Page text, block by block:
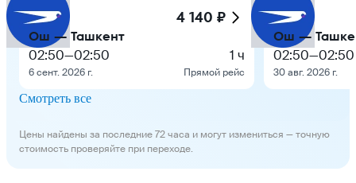
4 140 ₽
Ош — Ташкент
02:50—02:50
6 сент. 2026 г.
1 ч
Прямой рейс
Ош —
02:50—02:50
30 авг. 2026 г.
Смотреть все
Цены найдены за последние 72 часа и могут измениться — точную
стоимость проверяйте при переходе.